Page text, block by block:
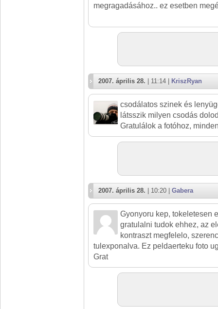
megragadásához.. ez esetben
2007. április 28. | 11:14 | KriszRyan
csodálatos szinek és
látsszik milyen csodás
Gratulálok a fotóhoz,
2007. április 28. | 10:20 | Gabera
Gyonyoru kep, tokeletesen
gratulalni tudok ehhez, az
kontraszt megfelelo,
tulexponalva. Ez peldaerteku foto
Grat